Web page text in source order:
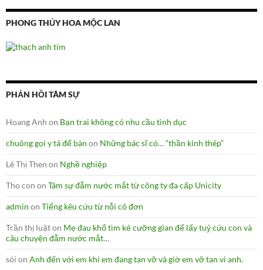
PHONG THỦY HOA MỘC LAN
PHẢN HỒI TÂM SỰ
Hoang Anh on Bạn trai không có nhu cầu tình dục
chuông gọi y tá để bàn on Những bác sĩ có… “thần kinh thép”
Lê Thị Then on Nghề nghiệp
Tho con on Tâm sự đẫm nước mắt từ công ty đa cấp Unicity
admin on Tiếng kêu cứu từ nỗi cô đơn
Trần thị luậton Mẹ đau khổ tìm kẻ cưỡng gian để lấy tuỷ cứu con và
câu chuyện đẫm nước mắt…
sói on Anh đến với em khi em đang tan vỡ và giờ em vỡ tan vì anh.